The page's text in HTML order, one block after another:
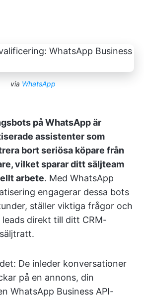
via WhatsApp
på WhatsApp är
assistenter som
bort seriösa köpare från
vilket sparar ditt säljteam
arbete. Med WhatsApp
engagerar dessa bots
ställer viktiga frågor och
direkt till ditt CRM-
De inleder konversationer
på en annons, din
WhatsApp Business API-